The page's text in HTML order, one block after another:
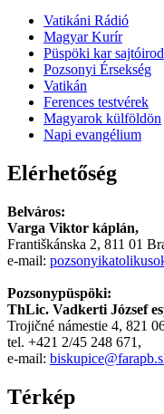
سكس
سكس
مترجم
سكس
مصري
Arab
Vatikáni Rádió
Magyar Kurír
Püspöki kar
Pozsonyi Érsekség
Vatikán
Ferences testvérek
Magyarok külföldön
Napi evangélium
Elérhetőség
Belváros:
Varga Viktor káplán,
Františkánska 2, 811 01
e-mail:
Pozsonypüspöki:
ThLic. Vadkerti József
Trojičné námestie 4, 821
tel. +421 2/45 248 671,
e-mail:
Térkép